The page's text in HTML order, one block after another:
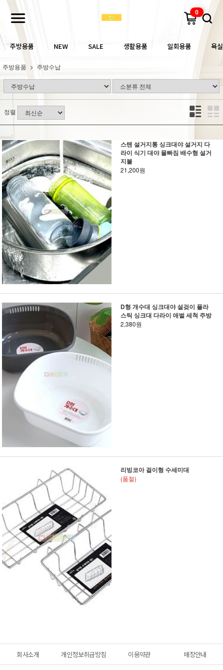
0
주방용품 NEW SALE 생활용품 일회용품 욕
주방용품 주방수납
정렬
스텐 설거지통 싱크대야 설거지 다
라이 식기 대야 물빠짐 배수형 설거
지볼
21,200원
D형 개수대 싱크대야 설겆이 플라
스틱 싱크대 다라이 애벌 세척 주방
2,380원
리빙코아 걸이형 수세미대
(품절)
회사소개 개인정보취급방침 이용약관 매장안내